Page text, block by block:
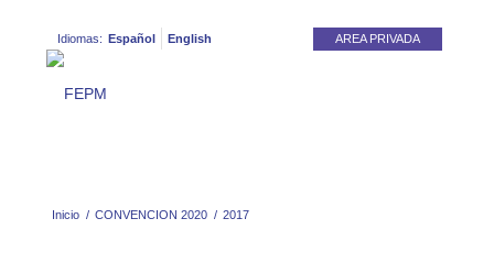
AREA PRIVADA
Idiomas: Español English
Inicio / CONVENCION 2020 / 2017